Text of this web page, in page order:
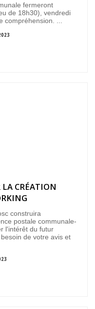
fermeront
de 18h30), vendredi
...
CRÉATION
construira
postale communale-
l'intérêt du futur
de votre avis et